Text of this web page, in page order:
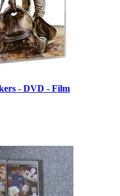
- DVD - Film